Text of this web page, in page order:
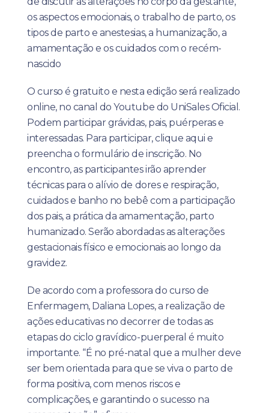
os aspectos emocionais, o trabalho de parto, os
tipos de parto e anestesias, a humanização, a
amamentação e os cuidados com o recém-
nascido
O curso é gratuito e nesta edição será realizado
online, no canal do Youtube do UniSales Oficial.
Podem participar grávidas, pais, puérperas e
interessadas. Para participar, clique aqui e
preencha o formulário de inscrição. No
encontro, as participantes irão aprender
técnicas para o alívio de dores e respiração,
cuidados e banho no bebê com a participação
dos pais, a prática da amamentação, parto
humanizado. Serão abordadas as alterações
gestacionais físico e emocionais ao longo da
gravidez.
De acordo com a professora do curso de
Enfermagem, Daliana Lopes, a realização de
ações educativas no decorrer de todas as
etapas do ciclo gravídico-puerperal é muito
importante. “É no pré-natal que a mulher deve
ser bem orientada para que se viva o parto de
forma positiva, com menos riscos e
complicações, e garantindo o sucesso na